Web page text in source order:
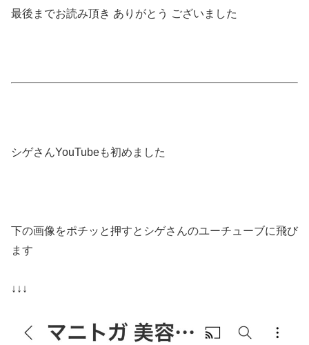
最後までお読み頂き ありがとう ございました
シゲさんYouTubeも初めました
下の画像をポチッと押すとシゲさんのユーチューブに飛び
ます
↓↓↓